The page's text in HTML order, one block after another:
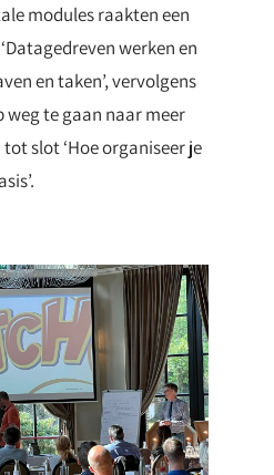
modules raakten een
werken en
en taken’, vervolgens
weg te gaan naar meer
slot ‘Hoe organiseer je